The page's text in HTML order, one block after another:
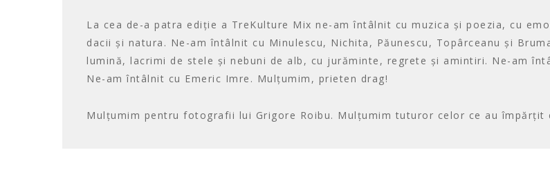
La cea de-a patra ediție a TreKulture Mix ne-am întâlnit cu muzica și poezia, cu
dacii și natura. Ne-am întâlnit cu Minulescu, Nichita, Păunescu, Topârceanu și
lumină, lacrimi de stele și nebuni de alb, cu jurăminte, regrete și amintiri. Ne-am
Ne-am întâlnit cu Emeric Imre. Mulțumim, prieten drag!
Mulțumim pentru fotografii lui Grigore Roibu. Mulțumim tuturor celor ce au împărțit